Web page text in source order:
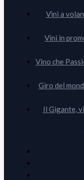
Vini a
Vini in
Vino che
Giro del
Il Gigante,